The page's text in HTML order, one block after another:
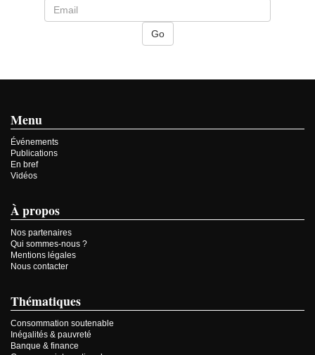
Menu
Événements
Publications
En bref
Vidéos
À propos
Nos partenaires
Qui sommes-nous ?
Mentions légales
Nous contacter
Thématiques
Consommation soutenable
Inégalités & pauvreté
Banque & finance